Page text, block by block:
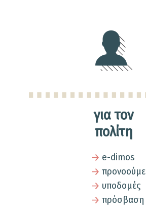
για τον
πολίτη
e-dimos
προνοούμε
υποδομές
πρόσβαση